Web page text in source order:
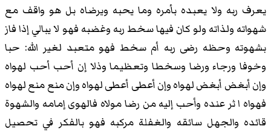
يعرف ربه ولا يعبده بأمره وما يحبه ويرضاه بل هو واقف مع
شهواته ولذاته ولو كان فيها سخط ربه وغضبه فهو لا يبالي إذا فاز
بشهوته وحظه رضى ربه أم سخط فهو متعبد لغير الله: حبا
وخوفا ورجاء ورضا وسخطا وتعظيما وذلا إن أحب أحب لهواه
وإن أبغض أبغض لهواه وإن أعطى أعطى لهواه وإن منع منع لهواه
فهواه ا ثر عنده وأحب إليه من رضا مولاه فالهوى إمامه والشهوة
قائده والجهل سائقه والغفلة مركبه فهو بالفكر في تحصيل